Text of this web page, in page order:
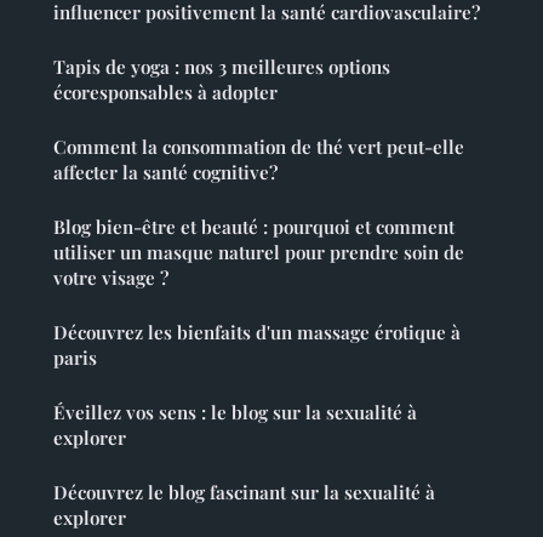
influencer positivement la santé cardiovasculaire?
Tapis de yoga : nos 3 meilleures options
écoresponsables à adopter
Comment la consommation de thé vert peut-elle
affecter la santé cognitive?
Blog bien-être et beauté : pourquoi et comment
utiliser un masque naturel pour prendre soin de
votre visage ?
Découvrez les bienfaits d'un massage érotique à
paris
Éveillez vos sens : le blog sur la sexualité à
explorer
Découvrez le blog fascinant sur la sexualité à
explorer